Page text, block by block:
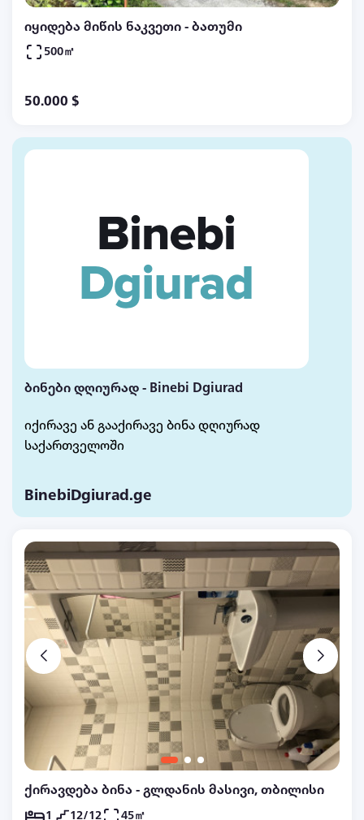
იყიდება მიწის ნაკვეთი - ბათუმი
500㎡
50.000 $
ბინები დღიურად - Binebi Dgiurad
იქირავე ან გააქირავე ბინა დღიურად
საქართველოში
BinebiDgiurad.ge
ქირავდება ბინა - გლდანის მასივი, თბილისი
1 12/12 45㎡